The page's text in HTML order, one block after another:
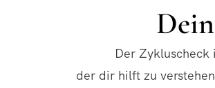
Der Zykluscheck
der dir hilft zu